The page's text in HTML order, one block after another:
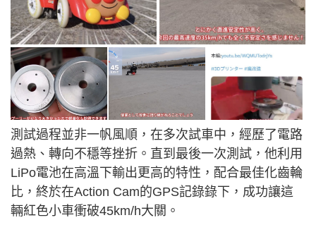
測試過程並非一帆風順，在多次試車中，經歷了電路
過熱、轉向不穩等挫折。直到最後一次測試，他利用
LiPo電池在高溫下輸出更高的特性，配合最佳化齒輪
比，終於在Action Cam的GPS記錄錄下，成功讓這
輛紅色小車衝破45km/h大關。